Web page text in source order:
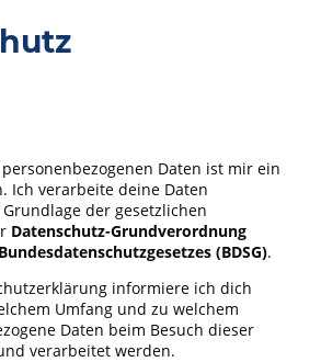
Daten ist mir ein
Ich verarbeite deine Daten
der gesetzlichen
Datenschutz-Grundverordnung
Bundesdatenschutzgesetzes (BDSG).
informiere ich dich
Umfang und zu welchem
Daten beim Besuch dieser
verarbeitet werden.